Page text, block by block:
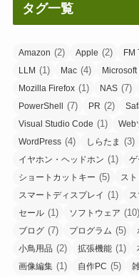
タグ一覧
Amazon (2) Apple (2) FM
LLM (1) Mac (4)
Mozilla Firefox (1) NAS (7)
PowerShell (7) PR (2)
Visual Studio Code (1) Web
WordPress (4) しらたま (3)
イヤホン・ヘッドホン (1)
ショートカットキー (5) ス
スマートディスプレイ (1)
セール (1) ソフトウェア (10)
ブログ (7) プログラム (5)
小鳥用品 (2) 拡張機能 (1)
画像編集 (1) 自作PC (5)